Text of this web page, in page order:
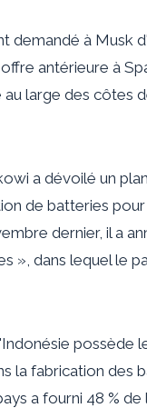
demandé à Musk
antérieure à
large des côtes
a dévoilé un
de batteries
dernier, il a
», dans lequel le
possède
la fabrication des
a fourni 48 %